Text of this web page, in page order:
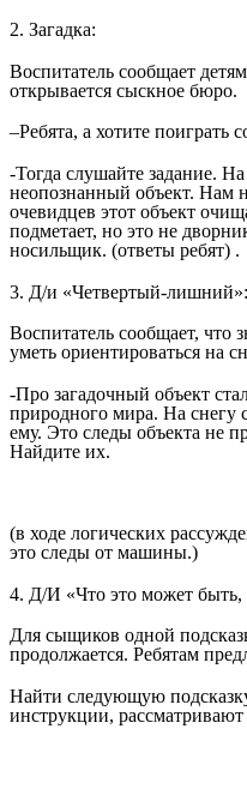
2. Загадка:
Воспитатель сообщает
открывается сыскное бюро.
–Ребята, а хотите
-Тогда слушайте задание.
неопознанный объект. Нам
очевидцев этот объект
подметает, но это не
носильщик. (ответы ребят) .
3. Д/и «Четвертый-лишний»:
Воспитатель сообщает,
уметь ориентироваться на
-Про загадочный объект
природного мира. На снегу
ему. Это следы объекта не
Найдите их.
(в ходе логических
это следы от машины.)
4. Д/И «Что это может быть,
Для сыщиков одной
продолжается. Ребятам
Найти следующую
инструкции, рассматривают